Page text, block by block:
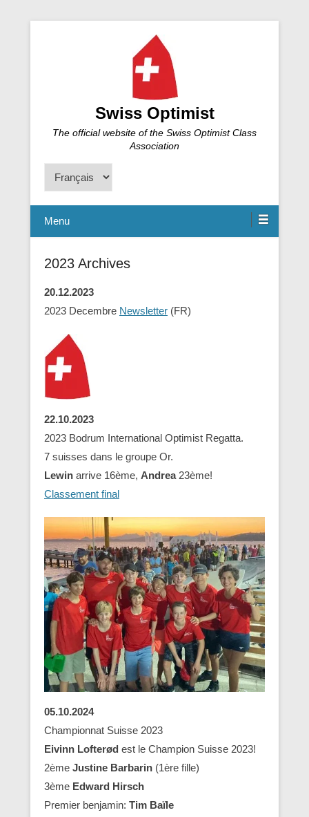
Swiss Optimist
The official website of the Swiss Optimist Class
Association
Choisir
une
langue
Menu
2023 Archives
20.12.2023
2023 Decembre Newsletter (FR)
22.10.2023
2023 Bodrum International Optimist Regatta.
7 suisses dans le groupe Or.
Lewin arrive 16ème, Andrea23ème!
Classement final
05.10.2024
Championnat Suisse 2023
Eivinn Lofterød est le Champion Suisse 2023!
2ème Justine Barbarin (1ère fille)
3ème Edward Hirsch
Premier benjamin: Tim Baïle